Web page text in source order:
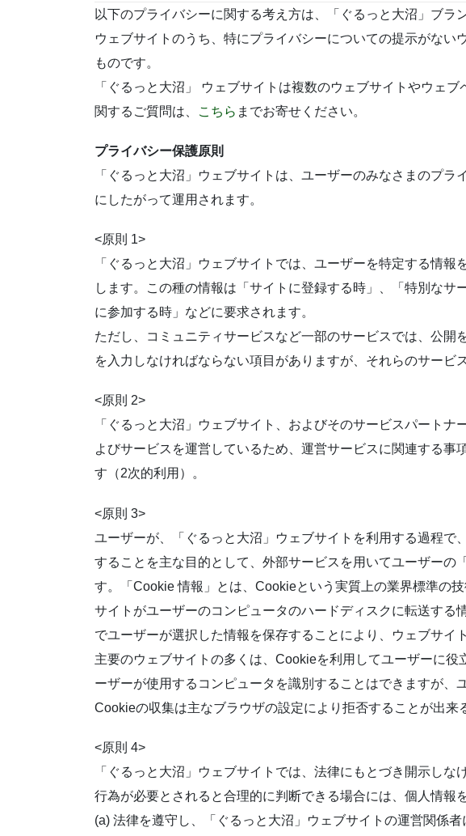
以下のプライバシーに関する考え方は、「ぐるっと大沼」ブラ
ウェブサイトのうち、特にプライバシーについての提示がない
ものです。
「ぐるっと大沼」 ウェブサイトは複数のウェブサイトやウェ
関するご質問は、
こちら までお寄せください。
プライバシー保護原則
「ぐるっと大沼」ウェブサイトは、ユーザーのみなさまのプラ
にしたがって運用されます。
<原則 1>
「ぐるっと大沼」ウェブサイトでは、ユーザーを特定する情
します。この種の情報は「サイトに登録する時」、「特別なサ
に参加する時」などに要求されます。
ただし、コミュニティサービスなど一部のサービスでは、公開
を入力しなければならない項目がありますが、それらのサービ
<原則 2>
「ぐるっと大沼」ウェブサイト、およびそのサービスパート
よびサービスを運営しているため、運営サービスに関連する事
す（2次的利用）。
<原則 3>
ユーザーが、「ぐるっと大沼」ウェブサイトを利用する過程で
することを主な目的として、外部サービスを用いてユーザーの
す。「Cookie 情報」とは、Cookieという実質上の業界標準の
サイトがユーザーのコンピュータのハードディスクに転送する
でユーザーが選択した情報を保存することにより、ウェブサイ
主要のウェブサイトの多くは、Cookieを利用してユーザーに
ーザーが使用するコンピュータを識別することはできますが、
Cookieの収集は主なブラウザの設定により拒否することが出来
<原則 4>
「ぐるっと大沼」ウェブサイトでは、法律にもとづき開示し
行為が必要とされると合理的に判断できる場合には、個人情報
(a) 法律を遵守し、「ぐるっと大沼」ウェブサイトの運営関係